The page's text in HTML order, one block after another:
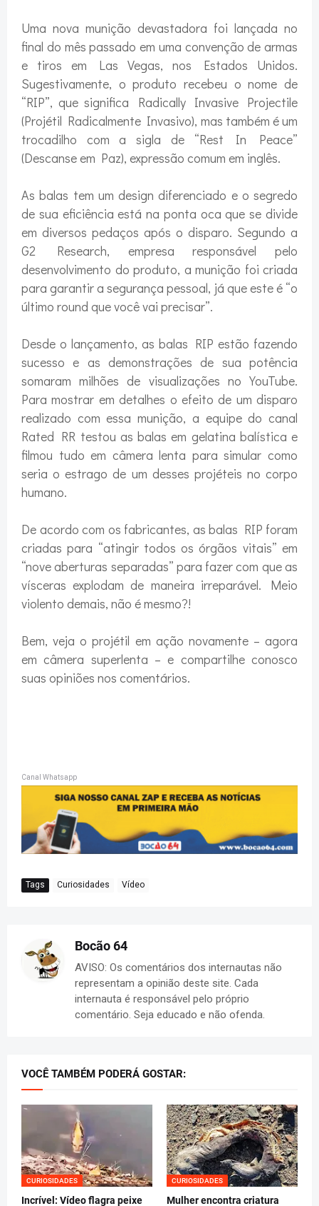
Uma nova munição devastadora foi lançada no
final do mês passado em uma convenção de armas
e tiros em Las Vegas, nos Estados Unidos.
Sugestivamente, o produto recebeu o nome de
“RIP”, que significa Radically Invasive Projectile
(Projétil Radicalmente Invasivo), mas também é um
trocadilho com a sigla de “Rest In Peace”
(Descanse em Paz), expressão comum em inglês.
As balas tem um design diferenciado e o segredo
de sua eficiência está na ponta oca que se divide
em diversos pedaços após o disparo. Segundo a
G2 Research, empresa responsável pelo
desenvolvimento do produto, a munição foi criada
para garantir a segurança pessoal, já que este é “o
último round que você vai precisar”.
Desde o lançamento, as balas RIP estão fazendo
sucesso e as demonstrações de sua potência
somaram milhões de visualizações no YouTube.
Para mostrar em detalhes o efeito de um disparo
realizado com essa munição, a equipe do canal
Rated RR testou as balas em gelatina balística e
filmou tudo em câmera lenta para simular como
seria o estrago de um desses projéteis no corpo
humano.
De acordo com os fabricantes, as balas RIP foram
criadas para “atingir todos os órgãos vitais” em
“nove aberturas separadas” para fazer com que as
vísceras explodam de maneira irreparável. Meio
violento demais, não é mesmo?!
Bem, veja o projétil em ação novamente – agora
em câmera superlenta – e compartilhe conosco
suas opiniões nos comentários.
Canal Whatsapp
Tags Curiosidades Vídeo
Bocão 64
AVISO: Os comentários dos internautas não
representam a opinião deste site. Cada
internauta é responsável pelo próprio
comentário. Seja educado e não ofenda.
VOCÊ TAMBÉM PODERÁ GOSTAR:
CURIOSIDADES
Incrível: Vídeo flagra peixe
CURIOSIDADES
Mulher encontra criatura